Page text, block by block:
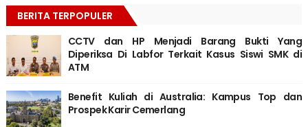
BERITA TERPOPULER
CCTV dan HP Menjadi Barang Bukti Yang
Diperiksa Di Labfor Terkait Kasus Siswi SMK di
ATM
Benefit Kuliah di Australia: Kampus Top dan
Prospek Karir Cemerlang